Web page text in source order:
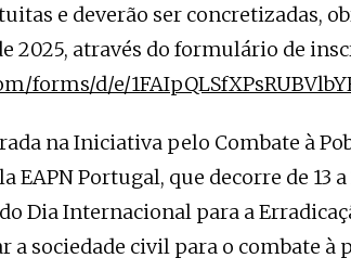
e deverão ser concretizadas,
2025, através do formulário de
forms/d/e/
na Iniciativa pelo Combate à
EAPN Portugal, que decorre de 13
Dia Internacional para a
a sociedade civil para o combate à